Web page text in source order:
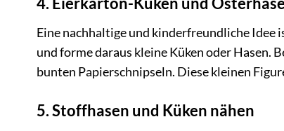
Eine nachhaltige und kinderfreundliche Idee
und forme daraus kleine Küken oder Hasen.
bunten Papierschnipseln. Diese kleinen
5. Stoffhasen und Küken nähen